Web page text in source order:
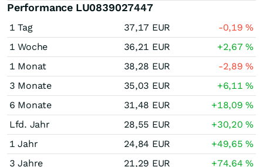
Performance LU0839027447
1 Tag 37,17 EUR -0,19%
1 Woche
36,21 EUR +2,67%
1 Monat
38,28 EUR -2,89%
3 Monate
35,03 EUR +6,11%
6 Monate
31,48 EUR +18,09%
Lfd. Jahr
28,55 EUR +30,20%
1 Jahr
24,84 EUR +49,65%
3 Jahre
21,29 EUR +74,64%